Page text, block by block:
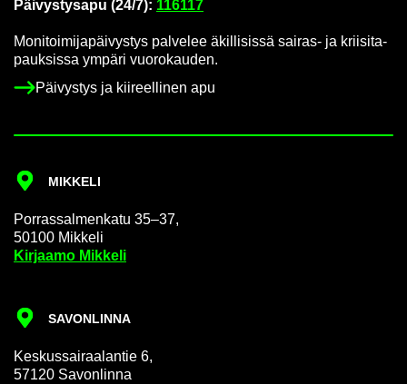
Päi­vys­tys­a­pu (24/7): 116117
Mo­ni­toi­mi­ja­päi­vys­tys pal­ve­lee äkil­li­sis­sä sairas-​ ja krii­si­ta­
pauk­sis­sa ym­pä­ri vuo­ro­kau­den.
Päi­vys­tys ja kii­reel­li­nen apu
MIK­KE­LI
Por­ras­sal­men­ka­tu 35–37,
50100 Mik­ke­li
Kir­jaa­mo Mik­ke­li
SA­VON­LIN­NA
Kes­kus­sai­raa­lan­tie 6,
57120 Sa­von­lin­na